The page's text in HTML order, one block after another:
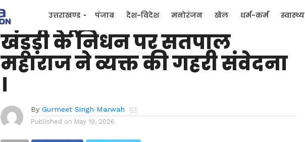
उत्तराखण्ड पंजाब देश-विदेश मनोरंजन खेल धर्म-कर्म स्वास्थ्य
प्रशासनिक जन मुद्दे
शोक में डूबा उत्तराखंड: जनरल
खंडूड़ी के निधन पर सतपाल
महाराज ने व्यक्त की गहरी संवेदना
।
By Gurmeet Singh Marwah
Published on May 19, 2026